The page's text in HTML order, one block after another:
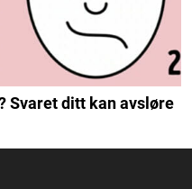
Svaret ditt kan avsløre